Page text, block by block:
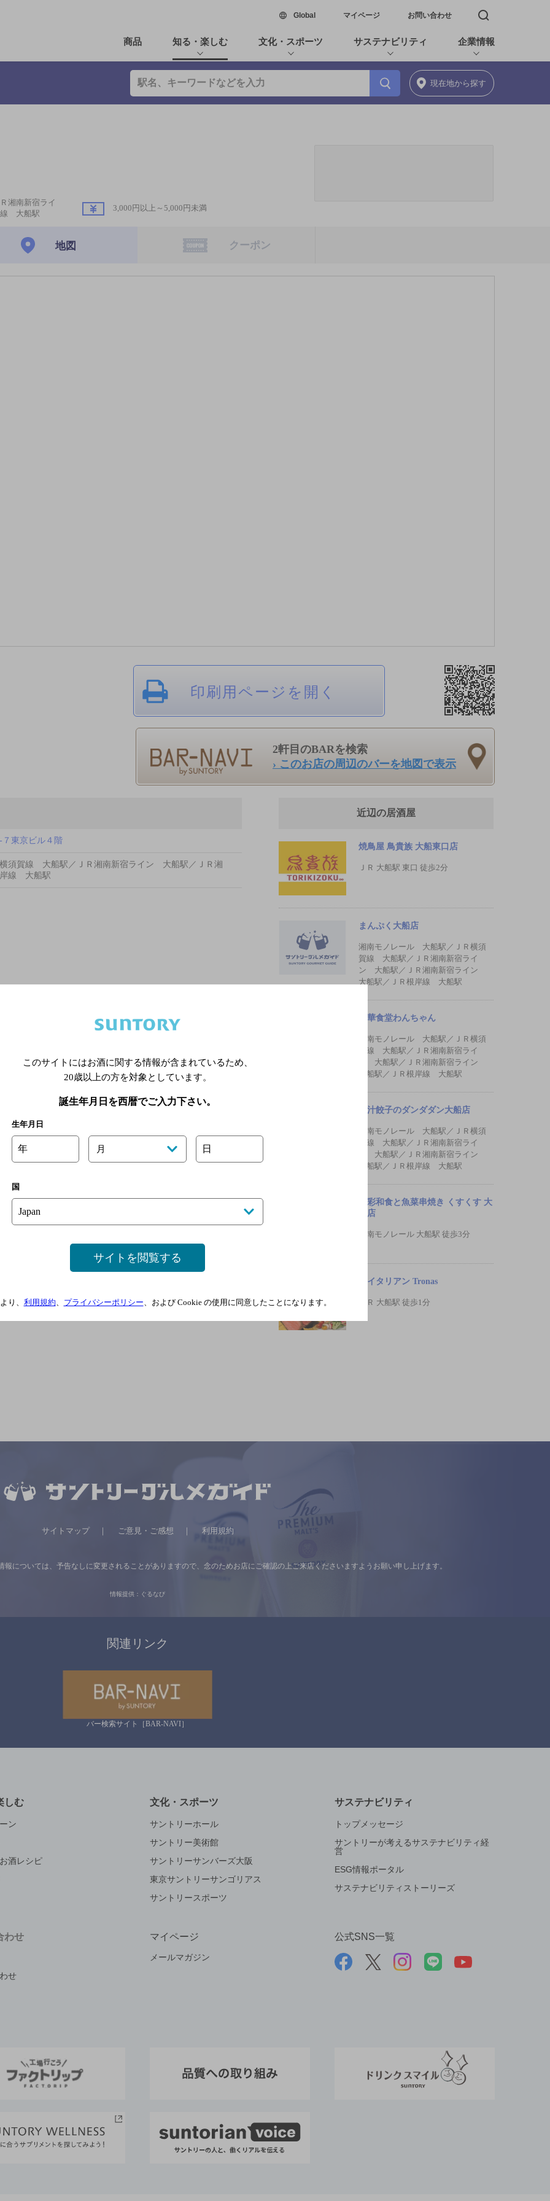
Global新しいウィンドウで開く
マイページ お問い合わせ 検索窓を開く
商品 知る・楽しむ 文化・スポーツ サステナビリティ 企業情報
現在地から探す
湘南新宿ライ
線 大船駅
3,000円以上～5,000円未満
地図 クーポン
印刷用ページを開く
2軒目のBARを検索
› このお店の周辺のバーを地図で表示
東京ビル４階
須賀線 大船駅／ＪＲ湘南新宿ライン 大船駅／ＪＲ湘
線 大船駅
近辺の居酒屋
焼鳥屋 鳥貴族 大船東口店
ＪＲ 大船駅 東口 徒歩2分
まんぷく大船店
湘南モノレール 大船駅／ＪＲ横須
賀線 大船駅／ＪＲ湘南新宿ライ
ン 大船駅／ＪＲ湘南新宿ライン
大船駅／ＪＲ根岸線 大船駅
中華食堂わんちゃん
湘南モノレール 大船駅／ＪＲ横須
賀線 大船駅／ＪＲ湘南新宿ライ
ン 大船駅／ＪＲ湘南新宿ライン
大船駅／ＪＲ根岸線 大船駅
肉汁餃子のダンダダン大船店
湘南モノレール 大船駅／ＪＲ横須
賀線 大船駅／ＪＲ湘南新宿ライ
ン 大船駅／ＪＲ湘南新宿ライン
大船駅／ＪＲ根岸線 大船駅
美彩和食と魚菜串焼き くすくす 大
船店
湘南モノレール 大船駅 徒歩3分
肉イタリアン Tronas
ＪＲ 大船駅 徒歩1分
サイトマップ ご意見・ご感想 利用規約
については、 予告なしに変更されることがありますので、 念のためお店にご確認の上ご来店くださいますようお願い申し上げます。
情報提供：ぐるなび
関連リンク
バー検索サイト［BAR-NAVI］
しむ
ン
酒レシピ
文化・スポーツ
サントリーホール
サントリー美術館
サントリーサンバーズ大阪
東京サントリーサンゴリアス
サントリースポーツ
サステナビリティ
トップメッセージ
サントリーが考えるサステナビリティ経
営
ESG情報ポータル
サステナビリティストーリーズ
わせ
せ
マイページ
メールマガジン
公式SNS一覧
このサイトにはお酒に関する情報が含まれているため、
20歳以上の方を対象としています。
誕生年月日を西暦でご入力下さい。
生年月日
年 月 日
国
サイトを閲覧する
り、 利用規約、 プライバシーポリシー、および Cookie の使用に同意したことになります。